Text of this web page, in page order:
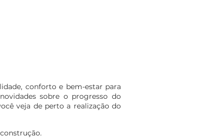
conforto e bem-estar para
sobre o progresso do
veja de perto a realização do